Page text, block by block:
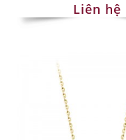
Liên hệ